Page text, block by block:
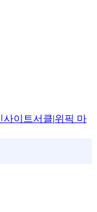
사이트서클|위픽 마